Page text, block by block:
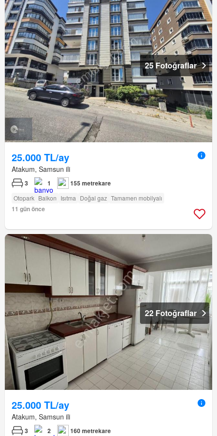
25 Fotoğraflar
25.000 TL/ay
Atakum, Samsun ili
3 1 155 metrekare
Otopark Balkon Isıtma Doğal gaz Tamamen mobilyalı
11 gün önce
22 Fotoğraflar
25.000 TL/ay
Atakum, Samsun ili
3 2 160 metrekare